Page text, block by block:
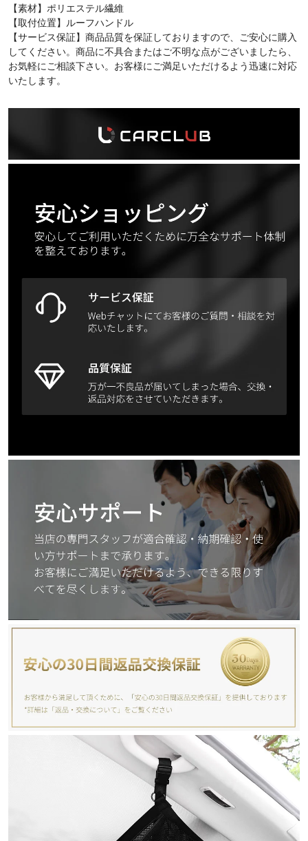
【素材】ポリエステル繊維
【取付位置】ルーフハンドル
【サービス保証】商品品質を保証しておりますので、ご安心に購入
してください。商品に不具合またはご不明な点がございましたら、
お気軽にご相談下さい。お客様にご満足いただけるよう迅速に対応
いたします。